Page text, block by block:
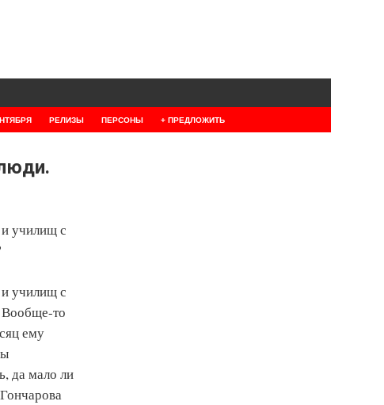
РЕЛИЗЫ ПЕРСОНЫ + ПРЕДЛОЖИТЬ
училищ с
училищ с
Вообще-то
ему
да мало ли